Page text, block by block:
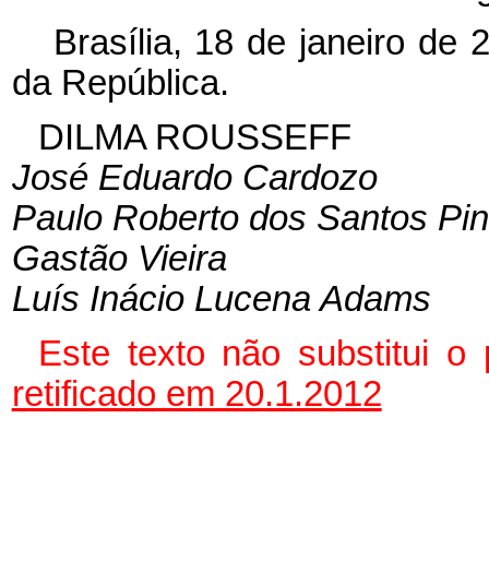
Brasília, 18 de janeiro de
da República.
DILMA ROUSSEFF
José Eduardo Cardozo
Paulo Roberto dos Santos
Gastão Vieira
Luís Inácio Lucena Adams
Este texto não substitui o
retificado em 20.1.2012